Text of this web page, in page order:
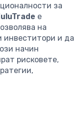
за
е
на
инвеститори и да
начин
рисковете,